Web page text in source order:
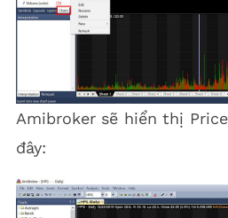
Amibroker sẽ hiển thị
đây: